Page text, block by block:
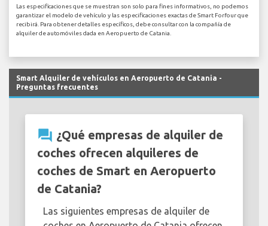
Las especificaciones que se muestran son solo para fines informativos, no podemos
garantizar el modelo de vehículo y las especificaciones exactas de Smart Forfour que
recibirá. Para obtener detalles específicos, debe consultar con la compañía de
alquiler de automóviles dada en Aeropuerto de Catania.
Smart Alquiler de vehículos en Aeropuerto de Catania -
Preguntas frecuentes
question_answer ¿Qué empresas de alquiler de
coches ofrecen alquileres de
coches de Smart en Aeropuerto
de Catania?
Las siguientes empresas de alquiler de